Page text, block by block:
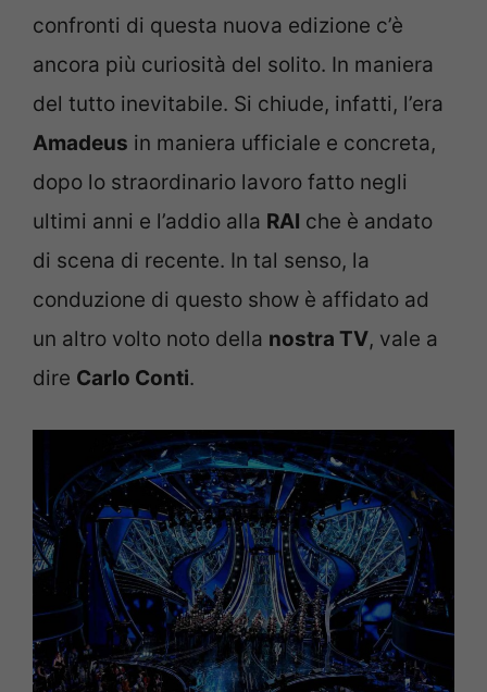
confronti di questa nuova edizione c’è
ancora più curiosità del solito. In maniera
del tutto inevitabile. Si chiude, infatti, l’era
Amadeus in maniera ufficiale e concreta,
dopo lo straordinario lavoro fatto negli
ultimi anni e l’addio alla RAI che è andato
di scena di recente. In tal senso, la
conduzione di questo show è affidato ad
un altro volto noto della nostra TV, vale a
dire Carlo Conti.